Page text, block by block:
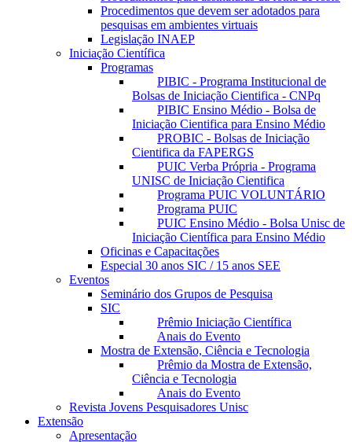
Procedimentos que devem ser adotados para
pesquisas em ambientes virtuais
Legislação INAEP
Iniciação Científica
Programas
PIBIC - Programa Institucional de
Bolsas de Iniciação Cientifica - CNPq
PIBIC Ensino Médio - Bolsa de
Iniciação Cientifica para Ensino Médio
PROBIC - Bolsas de Iniciação
Cientifica da FAPERGS
PUIC Verba Própria - Programa
UNISC de Iniciação Cientifica
Programa PUIC VOLUNTÁRIO
Programa PUIC
PUIC Ensino Médio - Bolsa Unisc de
Iniciação Científica para Ensino Médio
Oficinas e Capacitações
Especial 30 anos SIC / 15 anos SEE
Eventos
Seminário dos Grupos de Pesquisa
SIC
Prêmio Iniciação Científica
Anais do Evento
Mostra de Extensão, Ciência e Tecnologia
Prêmio da Mostra de Extensão,
Ciência e Tecnologia
Anais do Evento
Revista Jovens Pesquisadores Unisc
Extensão
Apresentação